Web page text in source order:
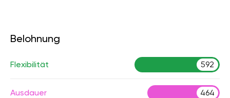
Belohnung
Flexibilität 592
Ausdauer 464